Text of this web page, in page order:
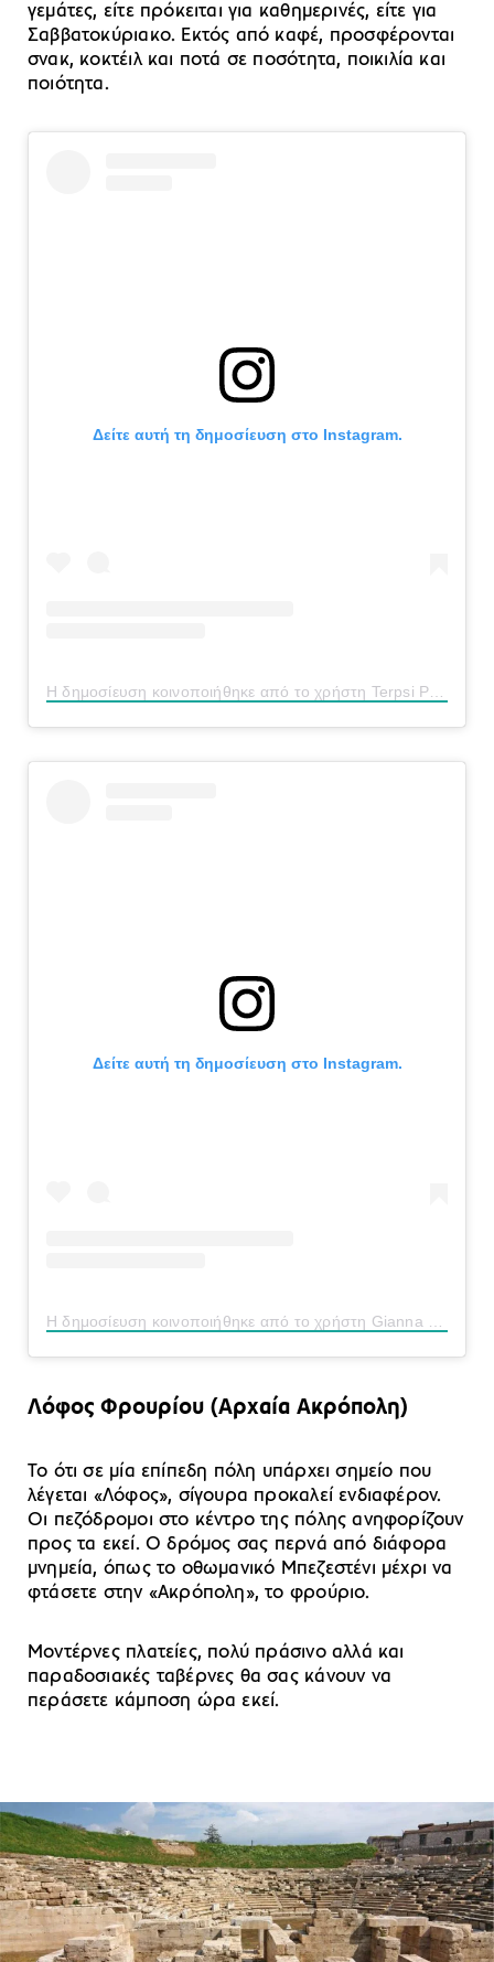
γεμάτες, είτε πρόκειται για καθημερινές, είτε για
Σαββατοκύριακο. Eκτός από καφέ, προσφέρονται
σνακ, κοκτέιλ και ποτά σε ποσότητα, ποικιλία και
ποιότητα.
Δείτε αυτή τη δημοσίευση στο Instagram.
Δείτε αυτή τη δημοσίευση στο Instagram.
Λόφος Φρουρίου (Αρχαία Ακρόπολη)
Το ότι σε μία επίπεδη πόλη υπάρχει σημείο που
λέγεται «Λόφος», σίγουρα προκαλεί ενδιαφέρον.
Οι πεζόδρομοι στο κέντρο της πόλης ανηφορίζουν
προς τα εκεί. Ο δρόμος σας περνά από διάφορα
μνημεία, όπως το οθωμανικό Μπεζεστένι μέχρι να
φτάσετε στην «Ακρόπολη», το φρούριο.
Μοντέρνες πλατείες, πολύ πράσινο αλλά και
παραδοσιακές ταβέρνες θα σας κάνουν να
περάσετε κάμποση ώρα εκεί.